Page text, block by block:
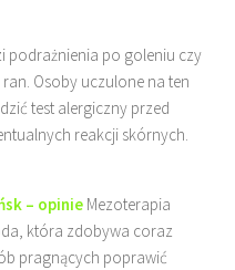
podrażnienia po goleniu czy
Osoby uczulone na ten
test alergiczny przed
reakcji skórnych.
– opinie Mezoterapia
która zdobywa coraz
pragnących poprawić